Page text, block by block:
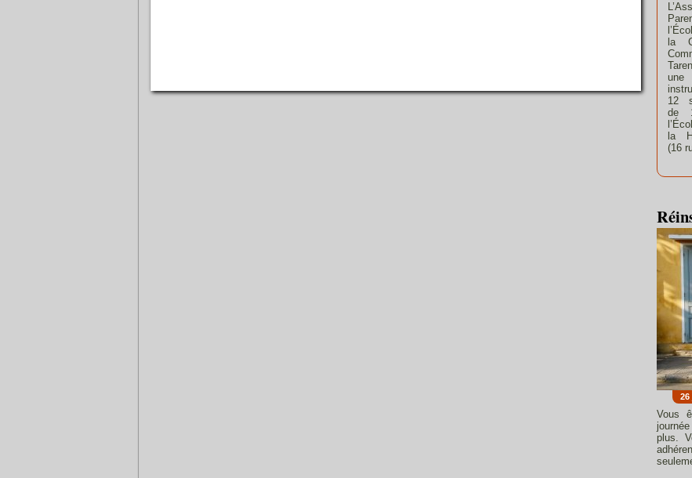
la
12
de
la
(16
26
Vous
plus.